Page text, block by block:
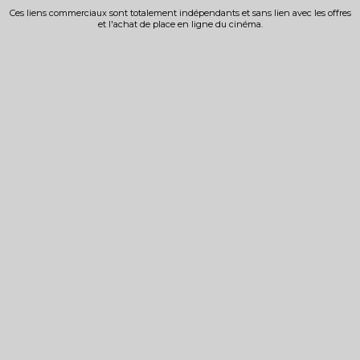
Ces liens commerciaux sont totalement indépendants et sans lien avec les offres
et l'achat de place en ligne du cinéma.